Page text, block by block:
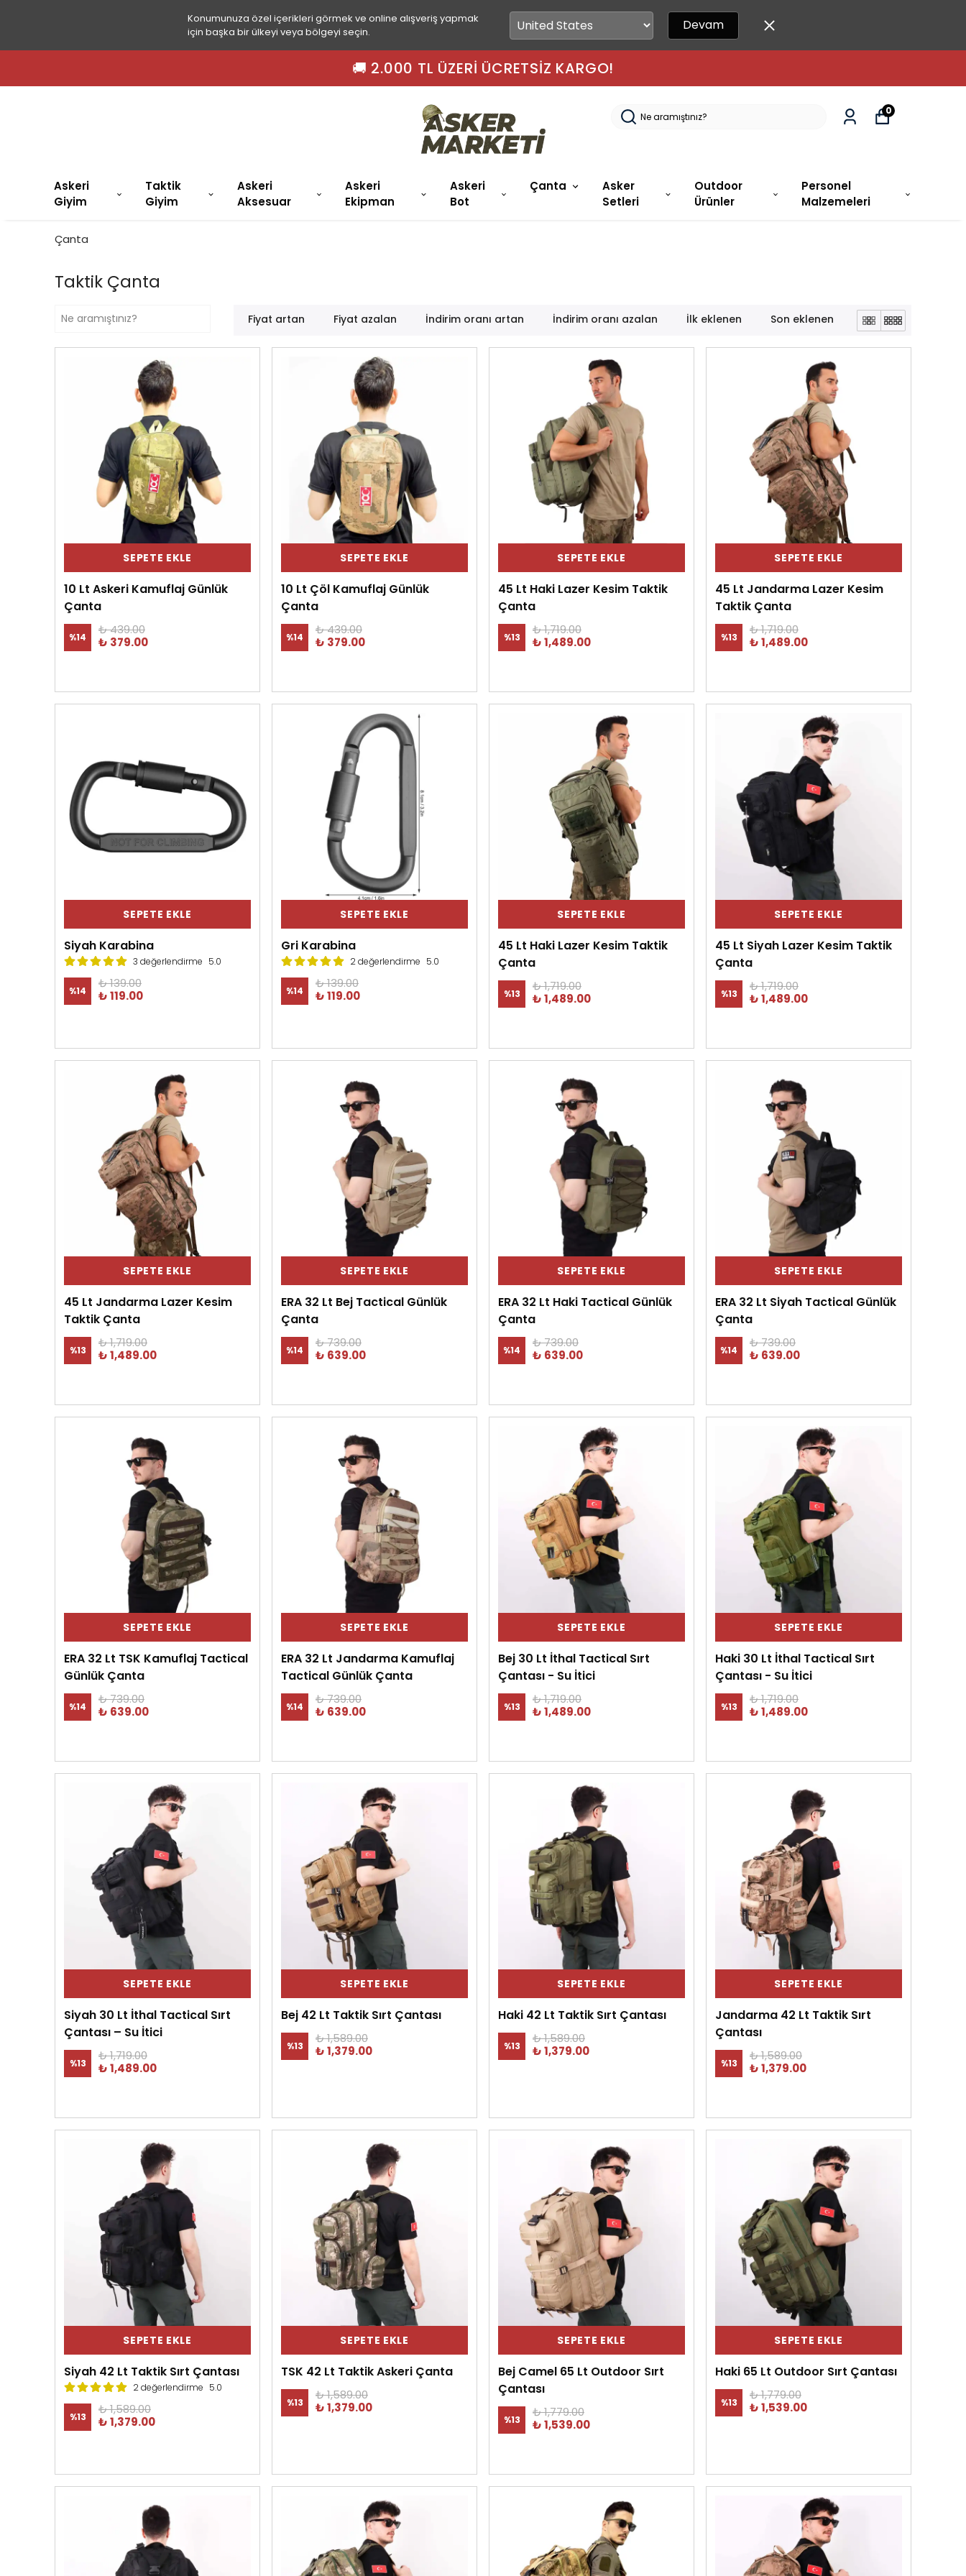
Konumunuza özel içerikleri görmek ve online alışveriş yapmak
için başka bir ülkeyi veya bölgeyi seçin.
Devam
🚚 2.000 TL ÜZERI ÜCRETSIZ KARGO!
Askeri
Giyim
Taktik
Giyim
Askeri
Aksesuar
Askeri
Ekipman
Askeri
Bot
Çanta
Asker
Setleri
Outdoor
Ürünler
Personel
Malzemeleri
0
Çanta
Taktik Çanta
Fiyat artan Fiyat azalan İndirim oranı artan İndirim oranı azalan İlk eklenen Son eklenen
SEPETE EKLE
10 Lt Askeri Kamuflaj Günlük
Çanta
%14
₺ 439.00
₺ 379.00
SEPETE EKLE
10 Lt Çöl Kamuflaj Günlük
Çanta
%14
₺ 439.00
₺ 379.00
SEPETE EKLE
45 Lt Haki Lazer Kesim Taktik
Çanta
%13
₺ 1,719.00
₺ 1,489.00
SEPETE EKLE
45 Lt Jandarma Lazer Kesim
Taktik Çanta
%13
₺ 1,719.00
₺ 1,489.00
SEPETE EKLE
Siyah Karabina
3 değerlendirme 5.0
%14
₺ 139.00
₺ 119.00
SEPETE EKLE
Gri Karabina
2 değerlendirme 5.0
%14
₺ 139.00
₺ 119.00
SEPETE EKLE
45 Lt Haki Lazer Kesim Taktik
Çanta
%13
₺ 1,719.00
₺ 1,489.00
SEPETE EKLE
45 Lt Siyah Lazer Kesim Taktik
Çanta
%13
₺ 1,719.00
₺ 1,489.00
SEPETE EKLE
45 Lt Jandarma Lazer Kesim
Taktik Çanta
%13
₺ 1,719.00
₺ 1,489.00
SEPETE EKLE
ERA 32 Lt Bej Tactical Günlük
Çanta
%14
₺ 739.00
₺ 639.00
SEPETE EKLE
ERA 32 Lt Haki Tactical Günlük
Çanta
%14
₺ 739.00
₺ 639.00
SEPETE EKLE
ERA 32 Lt Siyah Tactical Günlük
Çanta
%14
₺ 739.00
₺ 639.00
SEPETE EKLE
ERA 32 Lt TSK Kamuflaj Tactical
Günlük Çanta
%14
₺ 739.00
₺ 639.00
SEPETE EKLE
ERA 32 Lt Jandarma Kamuflaj
Tactical Günlük Çanta
%14
₺ 739.00
₺ 639.00
SEPETE EKLE
Bej 30 Lt İthal Tactical Sırt
Çantası - Su İtici
%13
₺ 1,719.00
₺ 1,489.00
SEPETE EKLE
Haki 30 Lt İthal Tactical Sırt
Çantası - Su İtici
%13
₺ 1,719.00
₺ 1,489.00
SEPETE EKLE
Siyah 30 Lt İthal Tactical Sırt
Çantası – Su İtici
%13
₺ 1,719.00
₺ 1,489.00
SEPETE EKLE
Bej 42 Lt Taktik Sırt Çantası
%13
₺ 1,589.00
₺ 1,379.00
SEPETE EKLE
Haki 42 Lt Taktik Sırt Çantası
%13
₺ 1,589.00
₺ 1,379.00
SEPETE EKLE
Jandarma 42 Lt Taktik Sırt
Çantası
%13
₺ 1,589.00
₺ 1,379.00
SEPETE EKLE
Siyah 42 Lt Taktik Sırt Çantası
2 değerlendirme 5.0
%13
₺ 1,589.00
₺ 1,379.00
SEPETE EKLE
TSK 42 Lt Taktik Askeri Çanta
%13
₺ 1,589.00
₺ 1,379.00
SEPETE EKLE
Bej Camel 65 Lt Outdoor Sırt
Çantası
%13
₺ 1,779.00
₺ 1,539.00
SEPETE EKLE
Haki 65 Lt Outdoor Sırt Çantası
%13
₺ 1,779.00
₺ 1,539.00